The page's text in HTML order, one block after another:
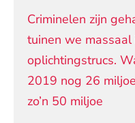
Criminelen zijn
tuinen we massaal
oplichtingstrucs.
2019 nog 26
zo’n 50 miljoe